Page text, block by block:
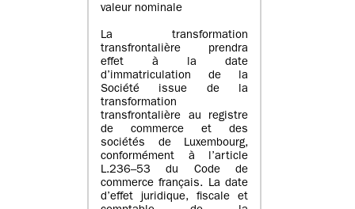
valeur nominale
La transformation
transfrontalière prendra
effet à la date
d’immatriculation de la
Société issue de la
transformation
transfrontalière au registre
de commerce et des
sociétés de Luxembourg,
conformément à l’article
L.236–53 du Code de
commerce français. La date
d’effet juridique, fiscale et